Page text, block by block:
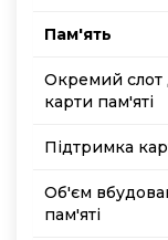
Пам'ять
Окремий слот
карти пам'яті
Підтримка
Об'єм
пам'яті